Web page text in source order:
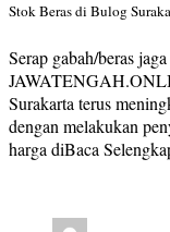
Stok Beras di Bulog
Serap gabah/beras
Surakarta terus
dengan melakukan
harga diBaca